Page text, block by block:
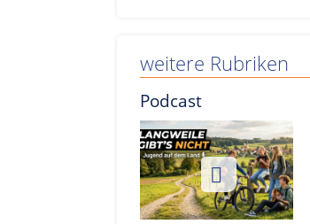
weitere Rubriken
Podcast